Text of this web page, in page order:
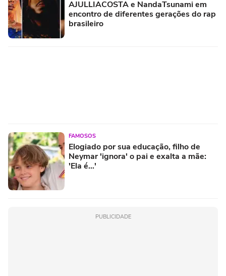
AJULLIACOSTA e NandaTsunami em
encontro de diferentes gerações do rap
brasileiro
FAMOSOS
Elogiado por sua educação, filho de
Neymar 'ignora' o pai e exalta a mãe:
'Ela é...'
PUBLICIDADE